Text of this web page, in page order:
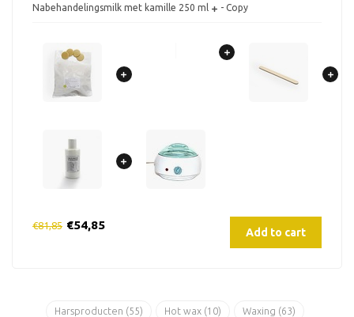
Nabehandelingsmilk met kamille 250 ml
- Copy
€81,85 €54,85
Add to cart
Harsproducten (55) Hot wax (10) Waxing (63)